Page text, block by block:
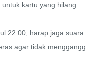
kartu yang hilang.
22:00, harap jaga suara
agar tidak menggangg